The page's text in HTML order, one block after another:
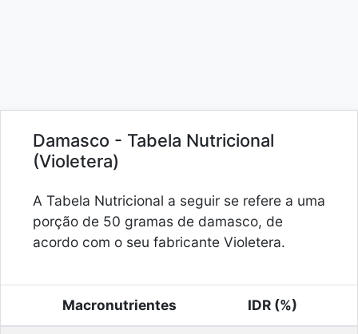
Damasco - Tabela Nutricional
(Violetera)
A Tabela Nutricional a seguir se refere a uma
porção de 50 gramas de damasco, de
acordo com o seu fabricante Violetera.
Macronutrientes IDR (%)